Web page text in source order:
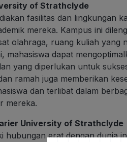
of Strathclyde
fasilitas dan lingkungan
mereka. Kampus ini
olahraga, ruang kuliah yang
mahasiswa dapat
yang diperlukan untuk
ramah juga memberikan
dan terlibat dalam
mereka.
University of Strathclyde
hubungan erat dengan dunia